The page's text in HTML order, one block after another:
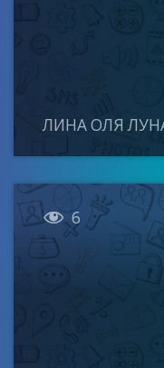
ЛИНА ОЛЯ
 6